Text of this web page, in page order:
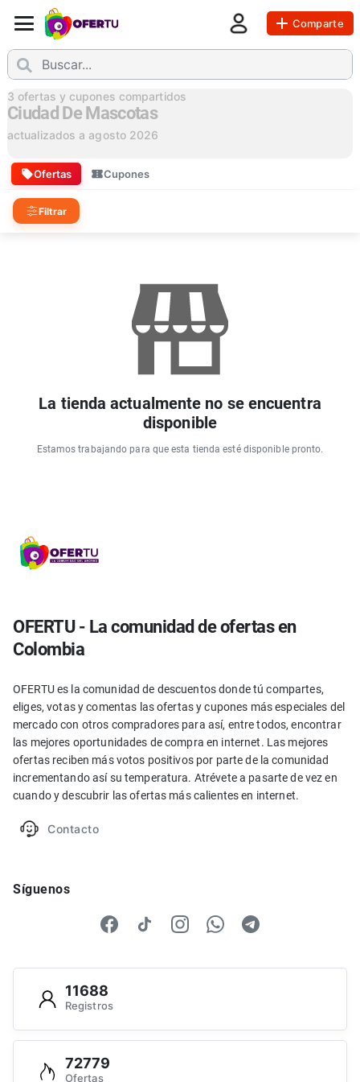
Comparte
3 ofertas y cupones compartidos
Ciudad De Mascotas
actualizados a agosto 2026
Ofertas Cupones
Filtrar
La tienda actualmente no se encuentra
disponible
Estamos trabajando para que esta tienda esté disponible pronto.
OFERTU - La comunidad de ofertas en
Colombia
OFERTU es la comunidad de descuentos donde tú compartes,
eliges, votas y comentas las ofertas y cupones más especiales del
mercado con otros compradores para así, entre todos, encontrar
las mejores oportunidades de compra en internet. Las mejores
ofertas reciben más votos positivos por parte de la comunidad
incrementando así su temperatura. Atrévete a pasarte de vez en
cuando y descubrir las ofertas más calientes en internet.
Contacto
Síguenos
11688
Registros
72779
Ofertas